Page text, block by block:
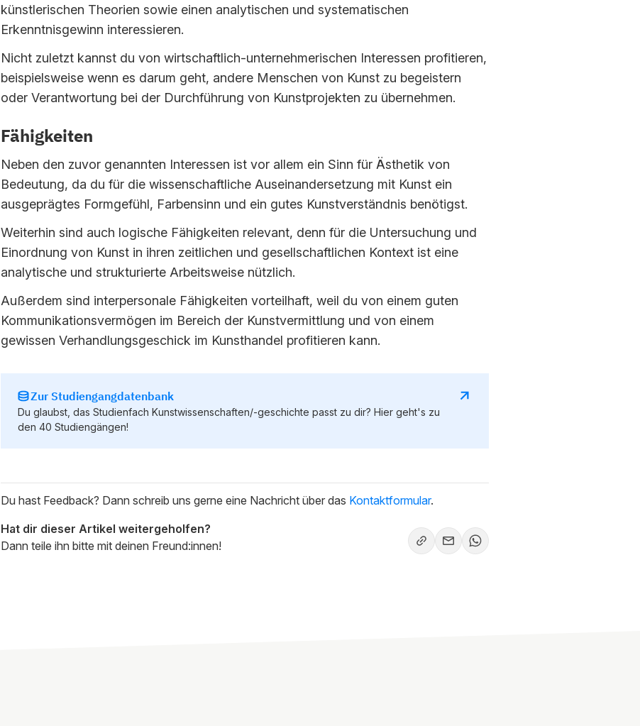
künstlerischen Theorien sowie einen analytischen und systematischen
Erkenntnisgewinn interessieren.
Nicht zuletzt kannst du von wirtschaftlich-unternehmerischen Interessen profitieren,
beispielsweise wenn es darum geht, andere Menschen von Kunst zu begeistern
oder Verantwortung bei der Durchführung von Kunstprojekten zu übernehmen.
Fähigkeiten
Neben den zuvor genannten Interessen ist vor allem ein Sinn für Ästhetik von
Bedeutung, da du für die wissenschaftliche Auseinandersetzung mit Kunst ein
ausgeprägtes Formgefühl, Farbensinn und ein gutes Kunstverständnis benötigst.
Weiterhin sind auch logische Fähigkeiten relevant, denn für die Untersuchung und
Einordnung von Kunst in ihren zeitlichen und gesellschaftlichen Kontext ist eine
analytische und strukturierte Arbeitsweise nützlich.
Außerdem sind interpersonale Fähigkeiten vorteilhaft, weil du von einem guten
Kommunikationsvermögen im Bereich der Kunstvermittlung und von einem
gewissen Verhandlungsgeschick im Kunsthandel profitieren kann.
Zur Studiengangdatenbank
Du glaubst, das Studienfach Kunstwissenschaften/-geschichte passt zu dir? Hier geht's zu
den 40 Studiengängen!
Du hast Feedback? Dann schreib uns gerne eine Nachricht über das Kontaktformular.
Hat dir dieser Artikel weitergeholfen?
Dann teile ihn bitte mit deinen Freund:innen!